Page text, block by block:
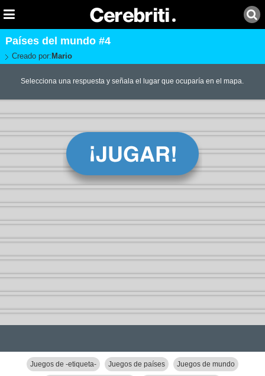
Países del mundo #4
Creado por: Mario
Selecciona una respuesta y señala el lugar que ocuparía en el mapa.
Juegos de -etiqueta- Juegos de países Juegos de mundo